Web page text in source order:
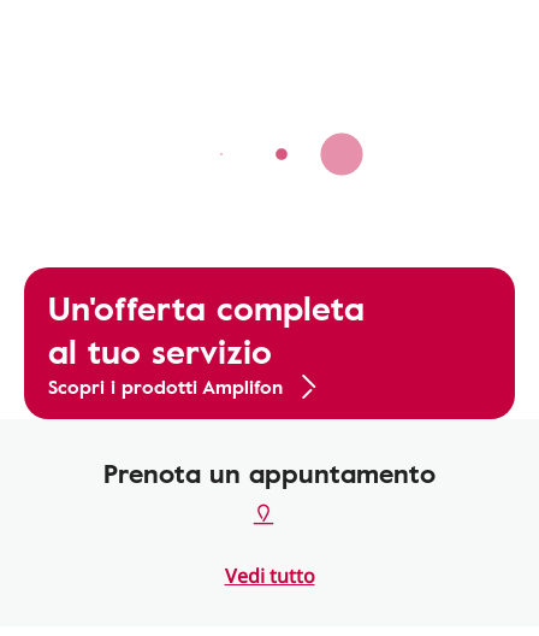
Un'offerta completa
al tuo servizio
Scopri i prodotti Amplifon
Prenota un appuntamento
Vedi tutto